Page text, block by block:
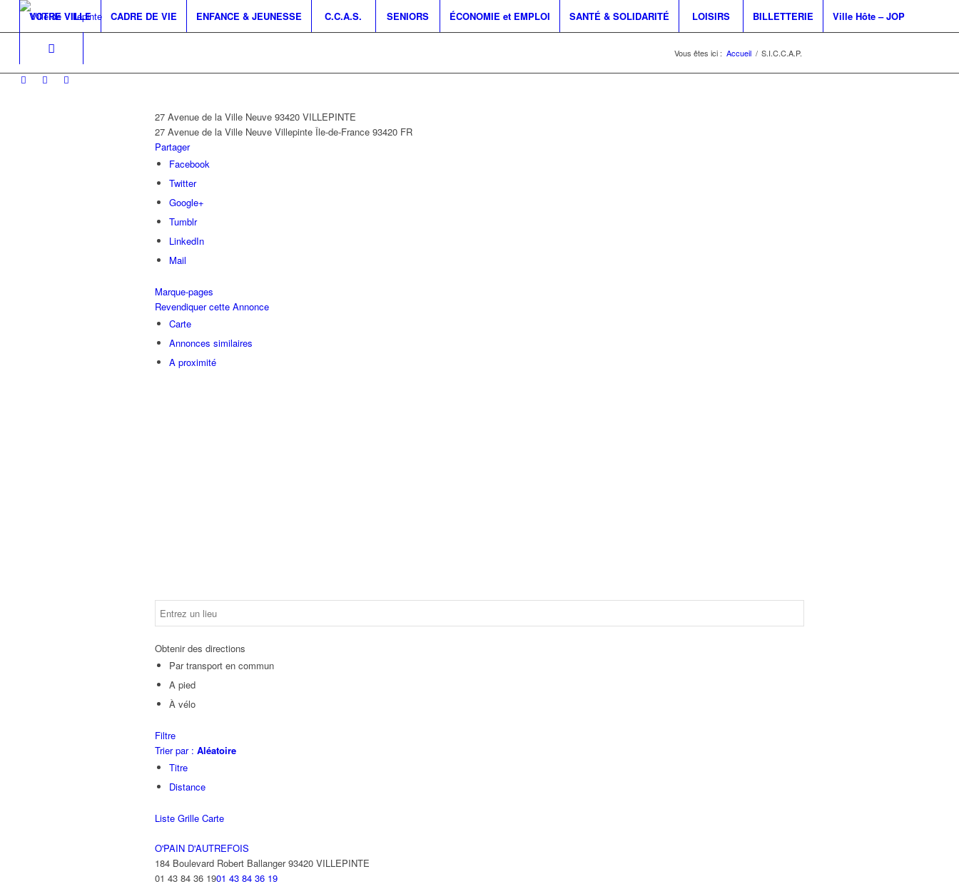
VOTRE VILLE CADRE DE VIE ENFANCE & JEUNESSE C.C.A.S. SENIORS ÉCONOMIE et EMPLOI SANTÉ & SOLIDARITÉ LOISIRS BILLETTERIE Ville Hôte – JOP
Vous êtes ici : Accueil / S.I.C.C.A.P.
27 Avenue de la Ville Neuve 93420 VILLEPINTE
27 Avenue de la Ville Neuve Villepinte Île-de-France 93420 FR
Partager
Facebook
Twitter
Google+
Tumblr
LinkedIn
Mail
Marque-pages
Revendiquer cette Annonce
Carte
Annonces similaires
A proximité
Obtenir des directions
Par transport en commun
A pied
À vélo
Filtre
Trier par : Aléatoire
Titre
Distance
Liste Grille Carte
O'PAIN D'AUTREFOIS
184 Boulevard Robert Ballanger 93420 VILLEPINTE
01 43 84 36 1901 43 84 36 19